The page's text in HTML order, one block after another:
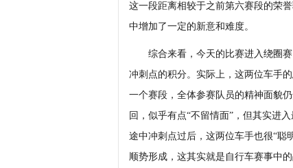
这一段距离相较于之前第六赛段的荣
中增加了一定的新意和难度。
综合来看，今天的比赛进入绕圈赛
冲刺点的积分。实际上，这两位车手
一个赛段，全体参赛队员的精神面貌
回，似乎有点“不留情面”，但其实进
途中冲刺点过后，这两位车手也很“聪
顺势形成，这其实就是自行车赛事中的